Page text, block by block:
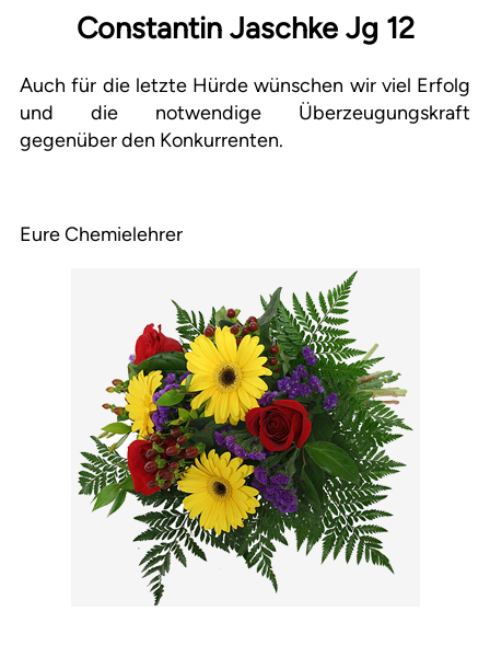
Constantin Jaschke Jg 12
Auch für die letzte Hürde wünschen wir viel Erfolg
und die notwendige Überzeugungskraft
gegenüber den Konkurrenten.
Eure Chemielehrer